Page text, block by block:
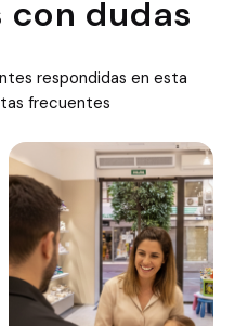
con dudas
respondidas en esta
frecuentes